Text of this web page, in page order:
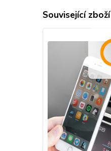
Související zboží